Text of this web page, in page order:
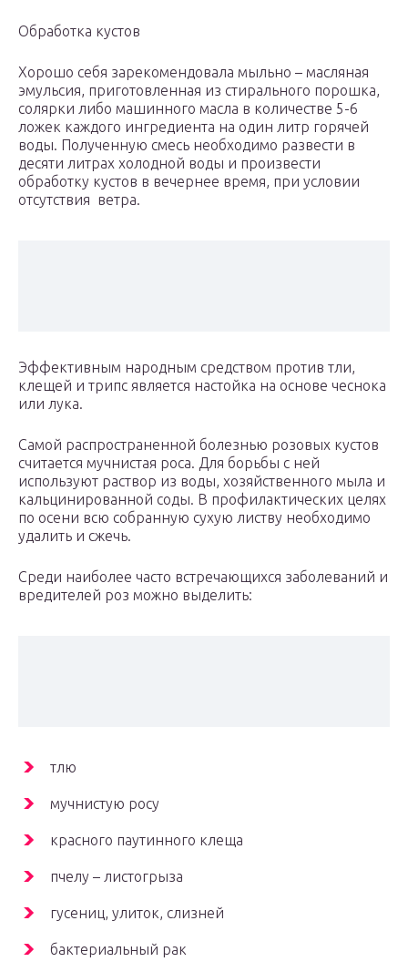
Обработка кустов
Хорошо себя зарекомендовала мыльно – масляная
эмульсия, приготовленная из стирального порошка,
солярки либо машинного масла в количестве 5-6
ложек каждого ингредиента на один литр горячей
воды. Полученную смесь необходимо развести в
десяти литрах холодной воды и произвести
обработку кустов в вечернее время, при условии
отсутствия ветра.
Эффективным народным средством против тли,
клещей и трипс является настойка на основе чеснока
или лука.
Самой распространенной болезнью розовых кустов
считается мучнистая роса. Для борьбы с ней
используют раствор из воды, хозяйственного мыла и
кальцинированной соды. В профилактических целях
по осени всю собранную сухую листву необходимо
удалить и сжечь.
Среди наиболее часто встречающихся заболеваний и
вредителей роз можно выделить:
тлю
мучнистую росу
красного паутинного клеща
пчелу – листогрыза
гусениц, улиток, слизней
бактериальный рак